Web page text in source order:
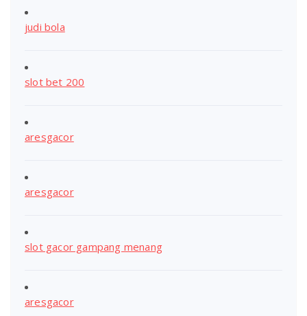
judi bola
slot bet 200
aresgacor
aresgacor
slot gacor gampang menang
aresgacor